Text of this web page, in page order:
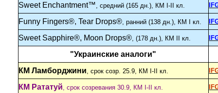
Sweet Enchantment™ , средний (165 дн.), КМ I-II кл.
Funny Fingers®, Tear Drops® , ранний (138 дн.), КМ I кл.
Sweet Sapphire®, Moon Drops® , (178 дн.), КМ II кл.
"Украинские аналоги"
КМ Ламборджини , срок созр. 25.9, КМ I-II кл.
КМ Рататуй , срок созревания 30.9, КМ I-II кл.